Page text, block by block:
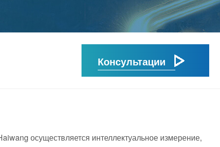
Консультации
осуществляется интеллектуальное измерение,